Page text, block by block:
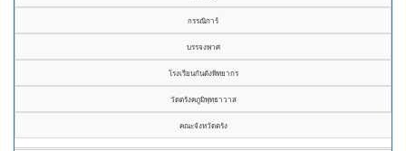
กรรณิการ์
บรรจงพาศ
โรงเรียนกันตังพิทยากร
วัดตรังคภูมิพุทธาวาส
คณะจังหวัดตรัง